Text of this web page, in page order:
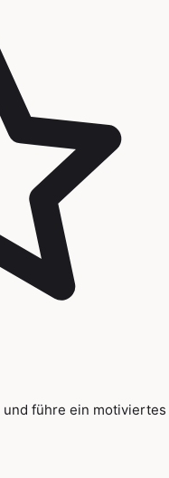
führe ein motiviertes